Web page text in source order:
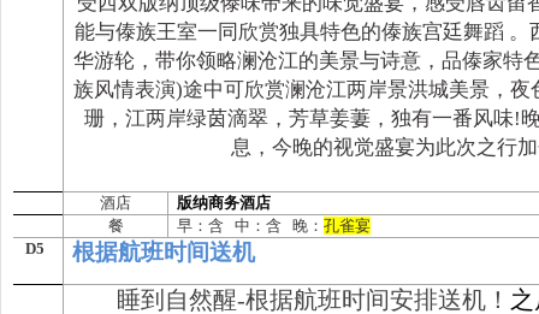
能与傣族王室一同欣赏独具特色的傣族宫廷舞蹈 。
华游轮，带你领略澜沧江的美景与诗意，品傣家特
族风情表演)途中可欣赏澜沧江两岸景洪城美景，
珊，江两岸绿茵滴翠，芳草姜萋，独有一番风味!
息，今晚的视觉盛宴为此次之行
酒店
版纳商务酒店
餐
早：含 中：含 晚：孔雀宴
D5
根据航班时间送机
睡到自然醒-根据航班时间安排送机！